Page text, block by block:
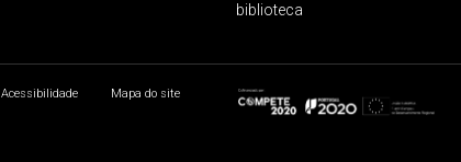
biblioteca
Acessibilidade
Mapa do site